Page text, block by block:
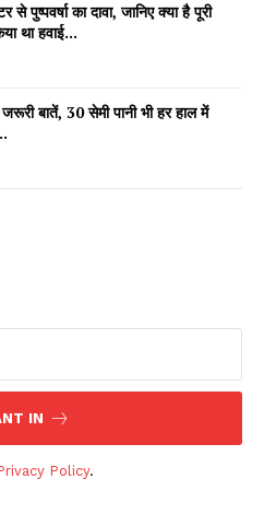
से पुष्पवर्षा का दावा, जानिए क्या है पूरी
था हवाई...
बातें, 30 सेमी पानी भी हर हाल में
IN
Policy.